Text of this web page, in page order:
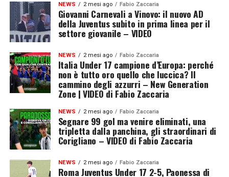
NEWS 2 mesi ago Fabio Zaccaria
Giovanni Carnevali a Vinovo: il nuovo AD
della Juventus subito in prima linea per il
settore giovanile – VIDEO
NEWS 2 mesi ago Fabio Zaccaria
Italia Under 17 campione d’Europa: perché
non è tutto oro quello che luccica? Il
cammino degli azzurri – New Generation
Zone | VIDEO di Fabio Zaccaria
NEWS 2 mesi ago Fabio Zaccaria
Segnare 99 gol ma venire eliminati, una
tripletta dalla panchina, gli straordinari di
Corigliano – VIDEO di Fabio Zaccaria
NEWS 2 mesi ago Fabio Zaccaria
Roma Juventus Under 17 2-5, Paonessa di